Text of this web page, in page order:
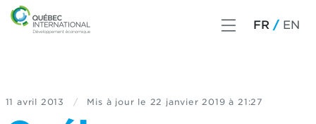
FR EN
11 avril 2013 / Mis à jour le 22 janvier 2019 à 21:27